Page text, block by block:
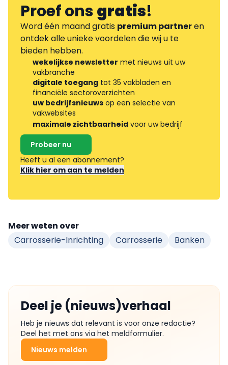
Proef onsgratis!
Word één maand gratis premium partneren
ontdek alle unieke voordelen die wij u te
bieden hebben.
wekelijkse newsletter met nieuws uit uw
vakbranche
digitale toegang tot 35 vakbladen en
financiële sectoroverzichten
uw bedrijfsnieuws op een selectie van
vakwebsites
maximale zichtbaarheid voor uw bedrijf
Probeer nu
Heeft u al een abonnement?
Klik hier om aan te melden
Meer weten over
Carrosserie-Inrichting
Carrosserie Banken
Deel je (nieuws)verhaal
Heb je nieuws dat relevant is voor onze redactie?
Deel het met ons via het meldformulier.
Nieuws melden